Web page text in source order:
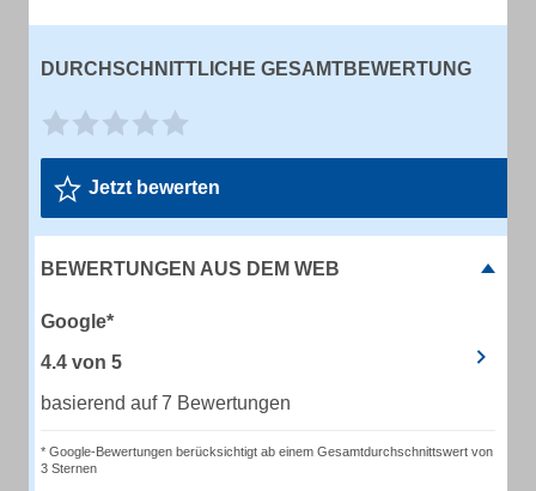
DURCHSCHNITTLICHE GESAMTBEWERTUNG
Jetzt bewerten
BEWERTUNGEN AUS DEM WEB
Google*
4.4 von 5
basierend auf 7 Bewertungen
* Google-Bewertungen berücksichtigt ab einem Gesamtdurchschnittswert von
3 Sternen